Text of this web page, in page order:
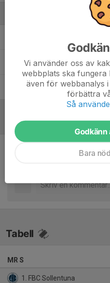
Peter Bergstedt Olsson
Victor NilssonTränare
Referat
Inget
Tabell
MR S
1. FBC Sollentuna
Vi använder oss av
webbplats ska fungera
även för webbanalys
förbättra
Så
Godkänn
Bara